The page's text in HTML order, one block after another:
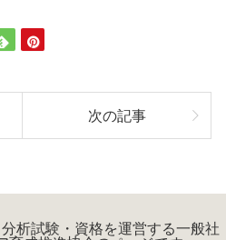
次の記事
析試験・資格を運営する一般社